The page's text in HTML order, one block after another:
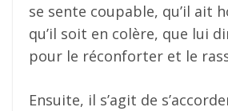
se sente coupable, qu’il ait
qu’il soit en colère, que lui
pour le réconforter et le
Ensuite, il s’agit de